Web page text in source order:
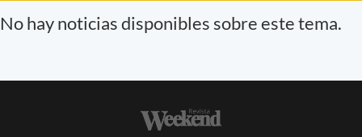
No hay noticias disponibles sobre este tema.